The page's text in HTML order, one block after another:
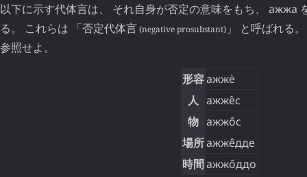
以下に示す代体言は、 それ自身が否定の意味をもち、 ажжа
る。 これらは 「否定代体言(negative prosubstant) 」 と呼ばれる
参照せよ。
形容ажжѐ
人 ажже̂с
物 ажжо̂с
場所ажже̂дде
時間ажжо̂ддо